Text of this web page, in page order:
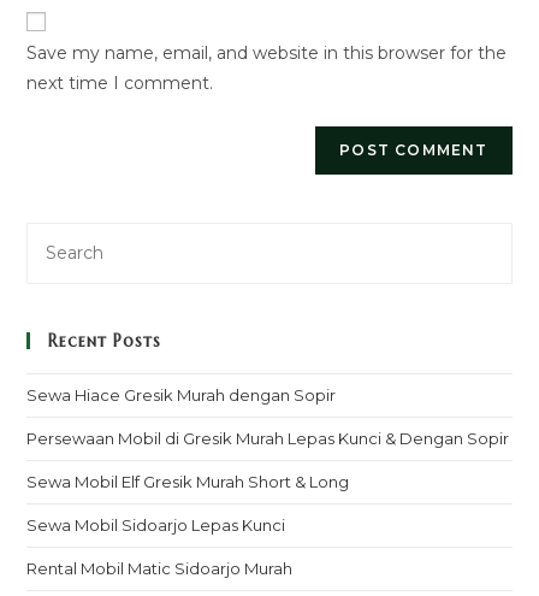
URL
(optional)
Save my name, email, and website in this browser for the
next time I comment.
Recent Posts
Sewa Hiace Gresik Murah dengan Sopir
Persewaan Mobil di Gresik Murah Lepas Kunci & Dengan Sopir
Sewa Mobil Elf Gresik Murah Short & Long
Sewa Mobil Sidoarjo Lepas Kunci
Rental Mobil Matic Sidoarjo Murah